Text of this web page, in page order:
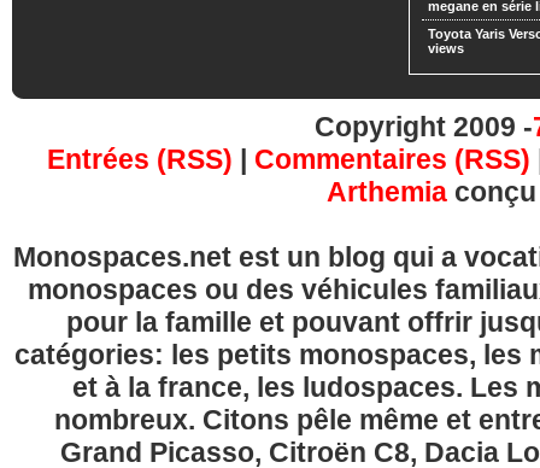
megane en série
Toyota Yaris
views
Copyright 2009 -
Entrées (RSS) | Commentaires (RSS)
Arthemia
Monospaces.net est un blog qui a
monospaces ou des véhicules
pour la famille et pouvant offrir
catégories: les petits monospaces, les
et à la france, les ludospaces. Les
nombreux. Citons pêle même et
Grand Picasso, Citroën C8, Dacia